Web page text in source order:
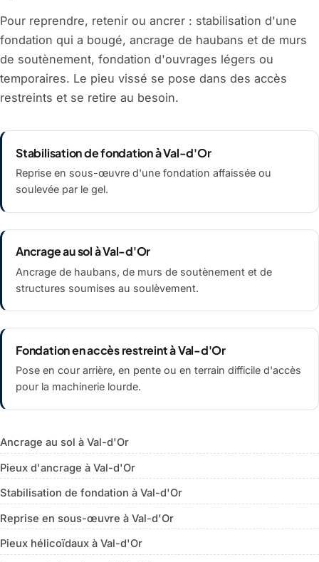
Pour reprendre, retenir ou ancrer : stabilisation d'une
fondation qui a bougé, ancrage de haubans et de murs
de soutènement, fondation d'ouvrages légers ou
temporaires. Le pieu vissé se pose dans des accès
restreints et se retire au besoin.
Stabilisation de fondation à Val-d'Or
Reprise en sous-œuvre d'une fondation affaissée ou
soulevée par le gel.
Ancrage au sol à Val-d'Or
Ancrage de haubans, de murs de soutènement et de
structures soumises au soulèvement.
Fondation en accès restreint à Val-d'Or
Pose en cour arrière, en pente ou en terrain difficile d'accès
pour la machinerie lourde.
Ancrage au sol à Val-d'Or
Pieux d'ancrage à Val-d'Or
Stabilisation de fondation à Val-d'Or
Reprise en sous-œuvre à Val-d'Or
Pieux hélicoïdaux à Val-d'Or